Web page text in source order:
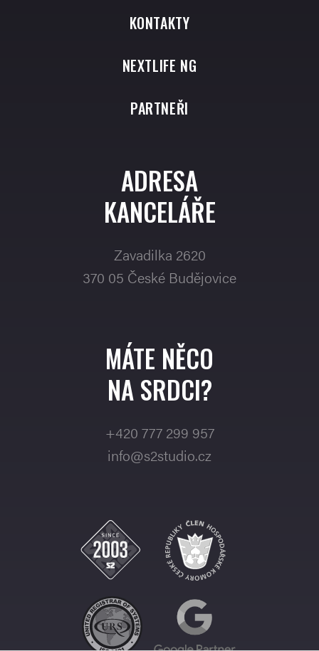
KONTAKTY
NEXTLIFE NG
PARTNEŘI
ADRESA
KANCELÁŘE
Zavadilka 2620
370 05 České Budějovice
MÁTE NĚCO
NA SRDCI?
+420 777 299 957
info@s2studio.cz